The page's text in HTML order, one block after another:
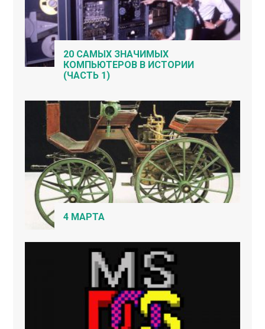
20 САМЫХ ЗНАЧИМЫХ
КОМПЬЮТЕРОВ В ИСТОРИИ
(ЧАСТЬ 1)
4 МАРТА